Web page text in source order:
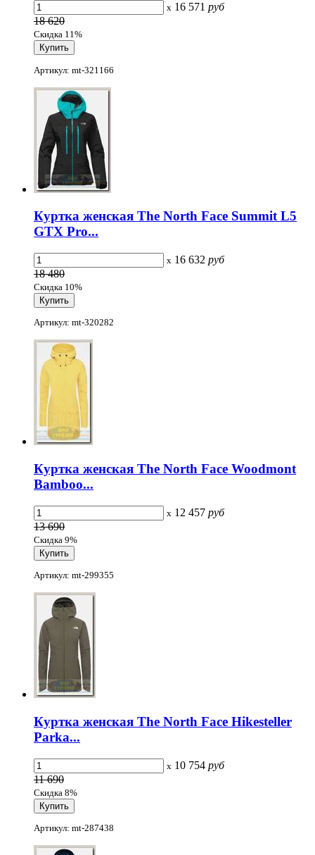
x 16 571 руб
18 620
Скидка 11%
Артикул: mt-321166
Куртка женская The North Face Summit L5
GTX Pro...
x 16 632 руб
18 480
Скидка 10%
Артикул: mt-320282
Куртка женская The North Face Woodmont
Bamboo...
x 12 457 руб
13 690
Скидка 9%
Артикул: mt-299355
Куртка женская The North Face Hikesteller
Parka...
x 10 754 руб
11 690
Скидка 8%
Артикул: mt-287438